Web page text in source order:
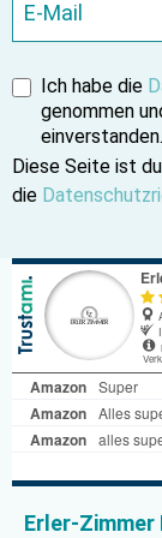
Ich habe die
genommen
einverstanden.
Diese Seite ist
die
Erler-Zimmer